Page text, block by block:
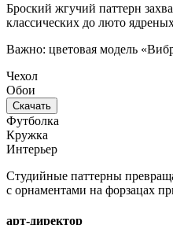
Броский жгучий паттерн
классических до люто
Важно: цветовая модель
Чехол
Обои
Скачать
Футболка
Кружка
Интерьер
Студийные паттерны
с орнаментами на форзацах
арт-директор